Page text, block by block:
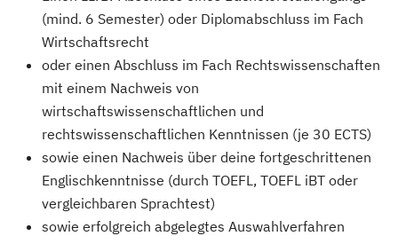
(mind. 6 Semester) oder Diplomabschluss im Fach
Wirtschaftsrecht
oder einen Abschluss im Fach Rechtswissenschaften
mit einem Nachweis von
wirtschaftswissenschaftlichen und
rechtswissenschaftlichen Kenntnissen (je 30 ECTS)
sowie einen Nachweis über deine fortgeschrittenen
Englischkenntnisse (durch TOEFL, TOEFL iBT oder
vergleichbaren Sprachtest)
sowie erfolgreich abgelegtes Auswahlverfahren